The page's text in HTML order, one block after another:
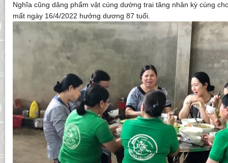
Nghĩa cũng dâng phẩm vật cúng dường trai tăng nhân kỳ cúng
mất ngày 16/4/2022 hưởng dương 87 tuổi.